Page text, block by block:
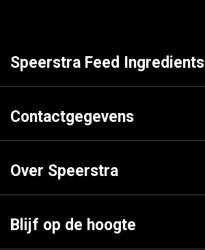
Speerstra Feed Ingredients
Contactgegevens
Over Speerstra
Blijf op de hoogte